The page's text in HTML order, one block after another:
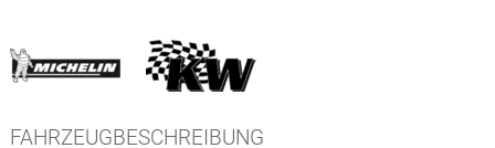
FAHRZEUGBESCHREIBUNG